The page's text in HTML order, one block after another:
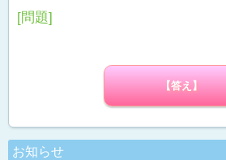
[問題]
【答え】
お知らせ